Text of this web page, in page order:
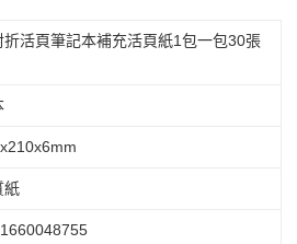
折活頁筆記本補充活頁紙1包一包30張
紙